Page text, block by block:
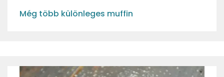
Még több különleges muffin